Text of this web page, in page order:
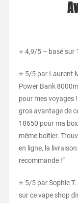
⭐ 4,9/5 – basé sur
⭐ 5/5 par Laurent
Power Bank
pour mes voyages
gros avantage de
18650 pour ma
même boîtier.
en ligne, la
recommande !”
⭐ 5/5 par Sophie
sur ce vape shop